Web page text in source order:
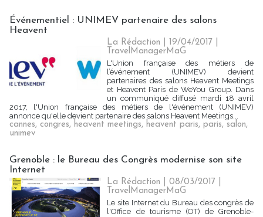
Événementiel : UNIMEV partenaire des salons
Heavent
La Rédaction | 19/04/2017
TravelManagerMaG
L'Union française des métiers de
l’événement (UNIMEV) devient
partenaires des salons Heavent Meetings
et Heavent Paris de WeYou Group. Dans
un communiqué diffusé mardi 18 avril
2017, l'Union française des métiers de l'événement (UNIMEV)
annonce qu'elle devient partenaire des salons Heavent Meetings...
cannes, congres, heavent meetings, heavent paris, paris, salon,
unimev
Grenoble : le Bureau des Congrès modernise son site
Internet
La Rédaction | 08/03/2017
TravelManagerMaG
Le site Internet du Bureau des congrès de
l'Office de tourisme (OT) de Grenoble-